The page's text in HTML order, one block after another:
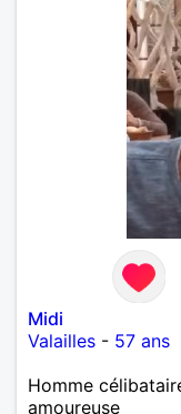
Midi
Valailles - 57 ans
Homme
amoureuse